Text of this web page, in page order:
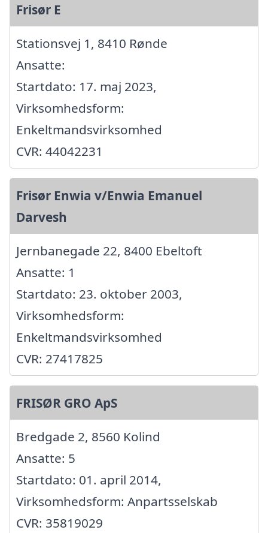
Frisør E
Stationsvej 1, 8410 Rønde
Ansatte:
Startdato: 17. maj 2023,
Virksomhedsform:
Enkeltmandsvirksomhed
CVR: 44042231
Frisør Enwia v/Enwia Emanuel
Darvesh
Jernbanegade 22, 8400 Ebeltoft
Ansatte: 1
Startdato: 23. oktober 2003,
Virksomhedsform:
Enkeltmandsvirksomhed
CVR: 27417825
FRISØR GRO ApS
Bredgade 2, 8560 Kolind
Ansatte: 5
Startdato: 01. april 2014,
Virksomhedsform: Anpartsselskab
CVR: 35819029